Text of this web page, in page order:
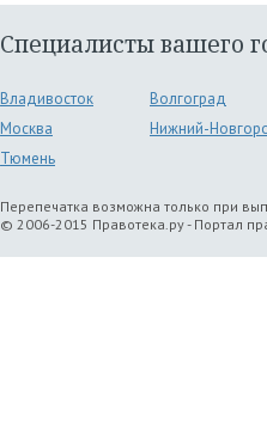
Специалисты вашего
Владивосток
Волгоград
Москва
Нижний-
Тюмень
Перепечатка возможна только при
© 2006-2015 Правотека.ру - Портал